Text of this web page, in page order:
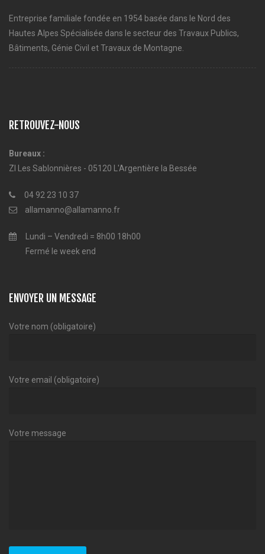
Entreprise familiale fondée en 1954 basée dans le Nord des
Hautes Alpes Spécialisée dans le secteur des Travaux Publics,
Bâtiments, Génie Civil et Travaux de Montagne.
RETROUVEZ-NOUS
Bureaux :
ZI Les Sablonnières - 05120 L'Argentière la Bessée
04 92 23 10 37
allamanno@allamanno.fr
Lundi – Vendredi = 8h00 18h00
Fermé le week end
ENVOYER UN MESSAGE
Votre nom (obligatoire)
Votre email (obligatoire)
Votre message